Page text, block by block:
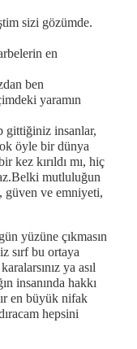
sizi gözümde.
en
ben
yaramın
gittiğiniz insanlar,
öyle bir dünya
kez kırıldı mı, hiç
mutluluğun
güven ve emniyeti,
yüzüne çıkmasın
sırf bu ortaya
ya asıl
insanında hakkı
en büyük nifak
hepsini